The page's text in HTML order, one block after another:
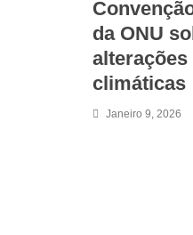
da ONU
alterações
climáticas
Janeiro 9, 2026